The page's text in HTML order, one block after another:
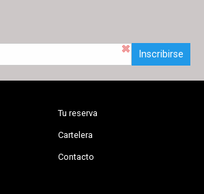
Inscribirse
Tu reserva
Cartelera
Contacto